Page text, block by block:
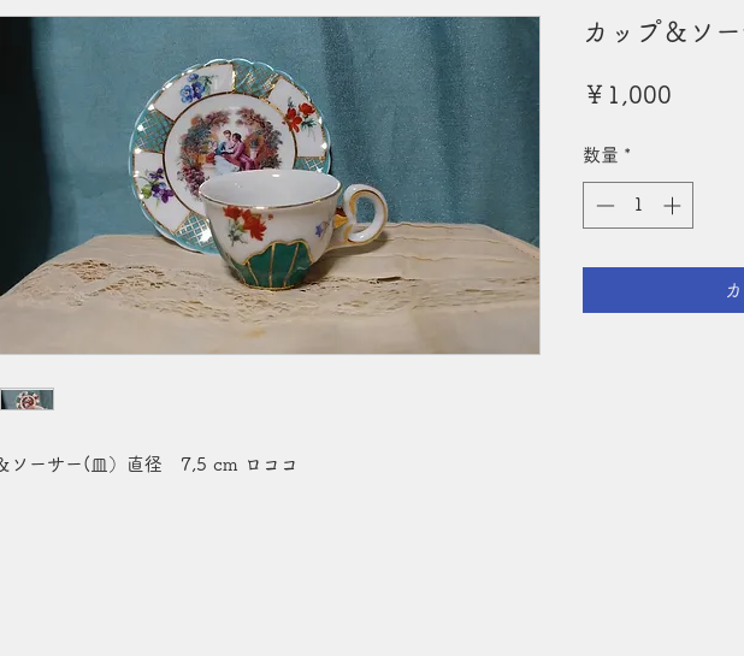
ソーサー(皿）直径 7,5 cm ロココ
カップ＆ソ
￥1,000
数量 *